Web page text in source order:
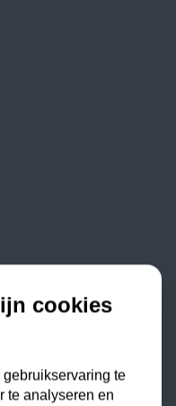
cookies
te
te analyseren en